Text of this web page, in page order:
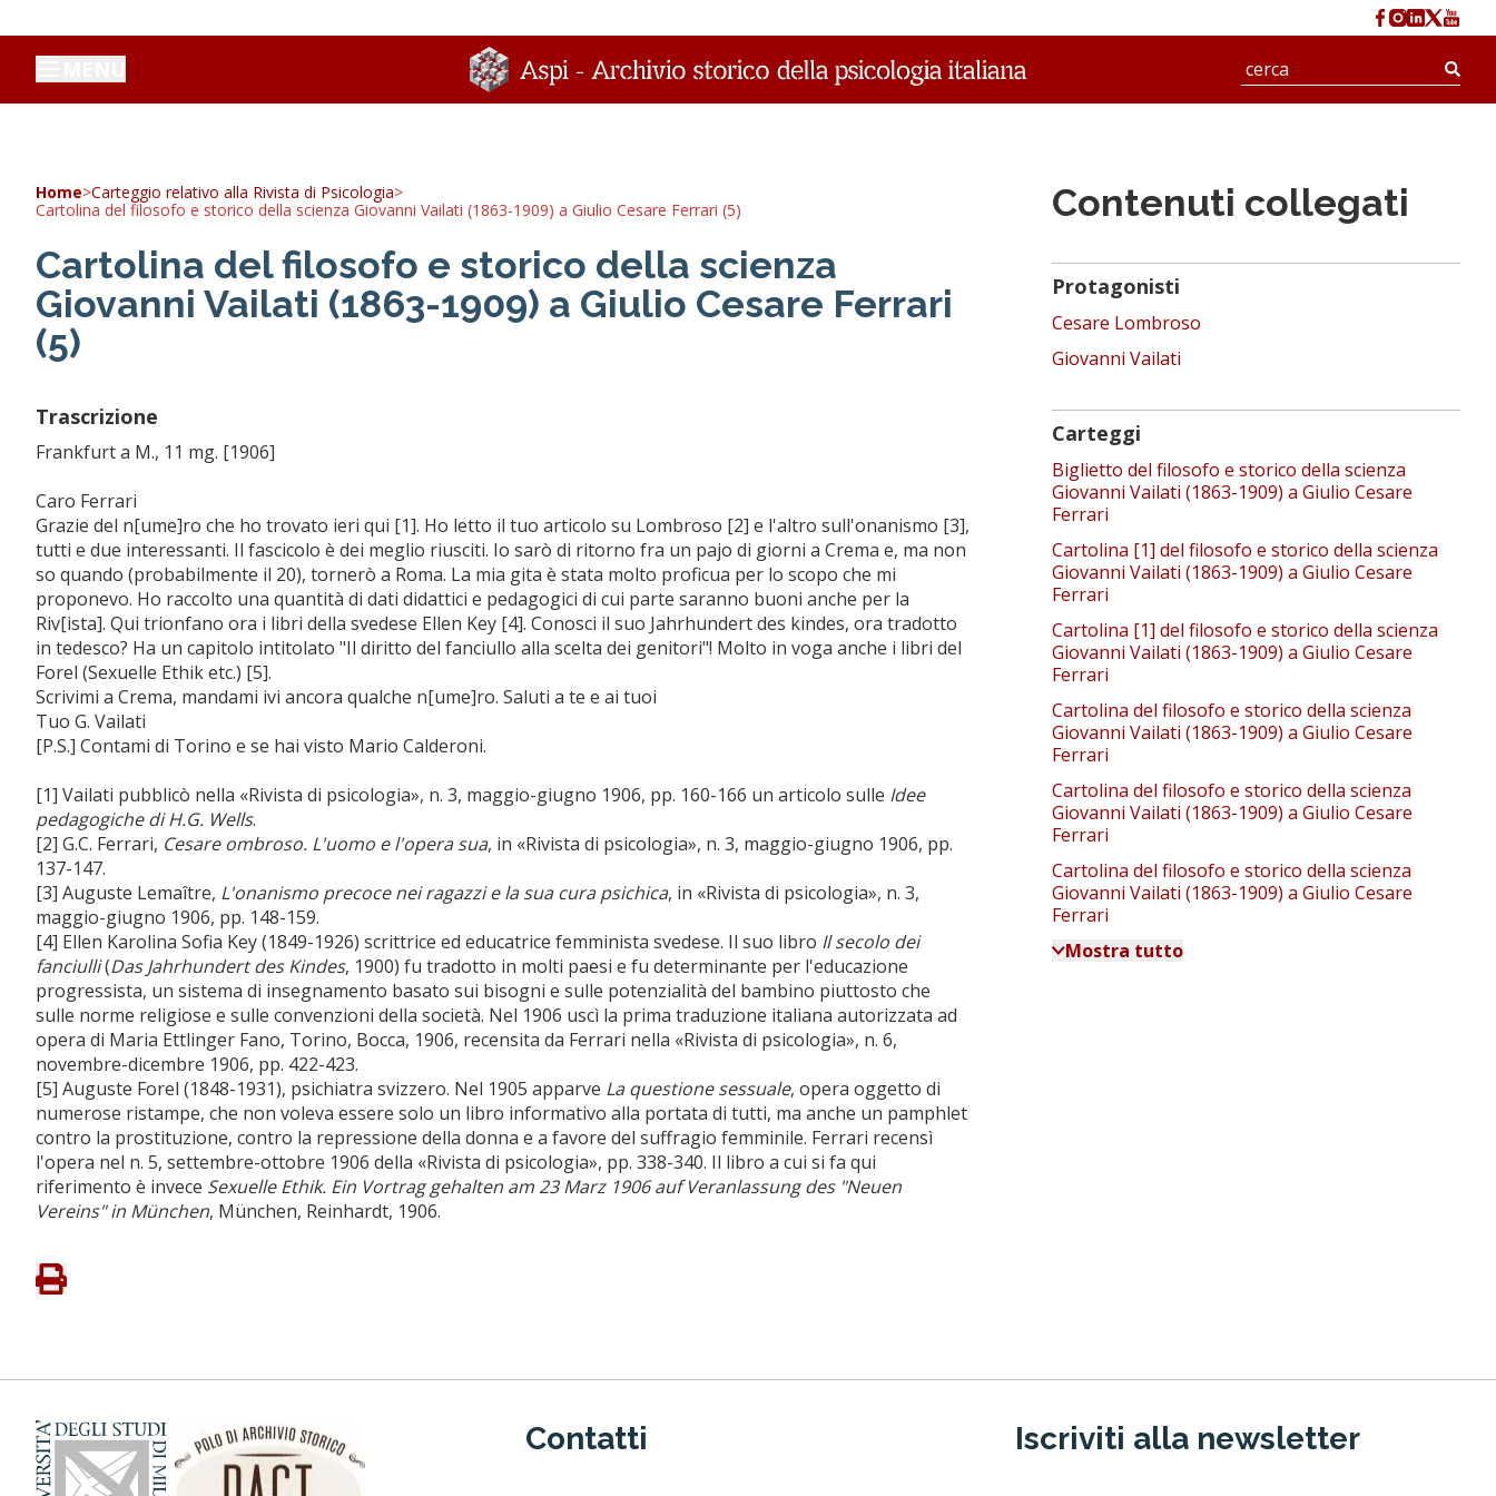
Home>Carteggio relativo alla Rivista di Psicologia>
Cartolina del filosofo e storico della scienza Giovanni Vailati (1863-1909) a Giulio Cesare Ferrari (5)
Cartolina del filosofo e storico della scienza
Giovanni Vailati (1863-1909) a Giulio Cesare Ferrari
(5)
Trascrizione
Frankfurt a M., 11 mg. [1906]
Caro Ferrari
Grazie del n[ume]ro che ho trovato ieri qui [1]. Ho letto il tuo articolo su Lombroso [2] e l'altro sull'onanismo [3],
tutti e due interessanti. Il fascicolo è dei meglio riusciti. Io sarò di ritorno fra un pajo di giorni a Crema e, ma non
so quando (probabilmente il 20), tornerò a Roma. La mia gita è stata molto proficua per lo scopo che mi
proponevo. Ho raccolto una quantità di dati didattici e pedagogici di cui parte saranno buoni anche per la
Riv[ista]. Qui trionfano ora i libri della svedese Ellen Key [4]. Conosci il suo Jahrhundert des kindes, ora tradotto
in tedesco? Ha un capitolo intitolato "Il diritto del fanciullo alla scelta dei genitori"! Molto in voga anche i libri del
Forel (Sexuelle Ethik etc.) [5].
Scrivimi a Crema, mandami ivi ancora qualche n[ume]ro. Saluti a te e ai tuoi
Tuo G. Vailati
[P.S.] Contami di Torino e se hai visto Mario Calderoni.
[1] Vailati pubblicò nella «Rivista di psicologia», n. 3, maggio-giugno 1906, pp. 160-166 un articolo sulle Idee
pedagogiche di H.G. Wells.
[2] G.C. Ferrari, Cesare ombroso. L'uomo e l'opera sua, in «Rivista di psicologia», n. 3, maggio-giugno 1906, pp.
137-147.
[3] Auguste Lemaître, L'onanismo precoce nei ragazzi e la sua cura psichica, in «Rivista di psicologia», n. 3,
maggio-giugno 1906, pp. 148-159.
[4] Ellen Karolina Sofia Key (1849-1926) scrittrice ed educatrice femminista svedese. Il suo libro Il secolo dei
fanciulli(Das Jahrhundert des Kindes, 1900) fu tradotto in molti paesi e fu determinante per l'educazione
progressista, un sistema di insegnamento basato sui bisogni e sulle potenzialità del bambino piuttosto che
sulle norme religiose e sulle convenzioni della società. Nel 1906 uscì la prima traduzione italiana autorizzata ad
opera di Maria Ettlinger Fano, Torino, Bocca, 1906, recensita da Ferrari nella «Rivista di psicologia», n. 6,
novembre-dicembre 1906, pp. 422-423.
[5] Auguste Forel (1848-1931), psichiatra svizzero. Nel 1905 apparve La questione sessuale, opera oggetto di
numerose ristampe, che non voleva essere solo un libro informativo alla portata di tutti, ma anche un pamphlet
contro la prostituzione, contro la repressione della donna e a favore del suffragio femminile. Ferrari recensì
l'opera nel n. 5, settembre-ottobre 1906 della «Rivista di psicologia», pp. 338-340. Il libro a cui si fa qui
riferimento è invece Sexuelle Ethik. Ein Vortrag gehalten am 23 Marz 1906 aufVeranlassung des "Neuen
Vereins" in München, München, Reinhardt, 1906.
Contenuti collegati
Protagonisti
Cesare Lombroso
Giovanni Vailati
Carteggi
Biglietto del filosofo e storico della scienza
Giovanni Vailati (1863-1909) a Giulio Cesare
Ferrari
Cartolina [1] del filosofo e storico della scienza
Giovanni Vailati (1863-1909) a Giulio Cesare
Ferrari
Cartolina [1] del filosofo e storico della scienza
Giovanni Vailati (1863-1909) a Giulio Cesare
Ferrari
Cartolina del filosofo e storico della scienza
Giovanni Vailati (1863-1909) a Giulio Cesare
Ferrari
Cartolina del filosofo e storico della scienza
Giovanni Vailati (1863-1909) a Giulio Cesare
Ferrari
Cartolina del filosofo e storico della scienza
Giovanni Vailati (1863-1909) a Giulio Cesare
Ferrari
Mostra tutto
Contatti Iscriviti alla newsletter